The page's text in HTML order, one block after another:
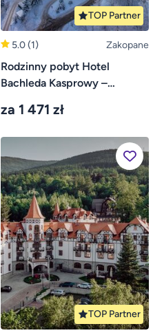
TOP Partner
5.0(1) Zakopane
Rodzinny pobyt Hotel
Bachleda Kasprowy –
za 1 471 zł
TOP Partner